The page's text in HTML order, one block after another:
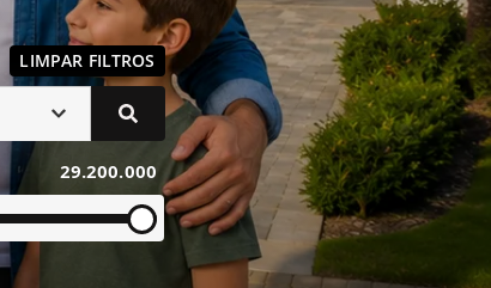
LIMPAR FILTROS
29.200.000